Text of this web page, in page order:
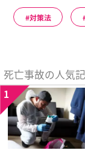
対策法
死亡事故の人気
1